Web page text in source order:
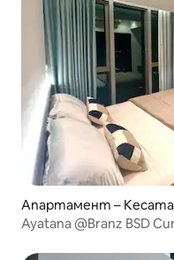
Апартамент –
Ayatana @Branz BSD